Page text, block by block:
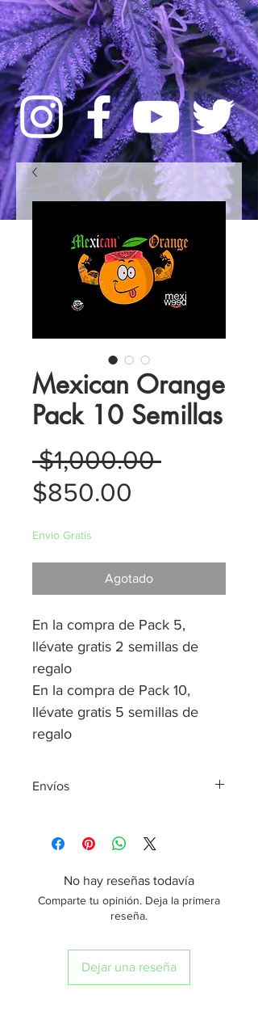
Mexican Orange
Pack 10 Semillas
$1,000.00 Precio
$850.00
oferta
Envio Gratis
Agotado
En la compra de Pack 5,
llévate gratis 2 semillas de
regalo
En la compra de Pack 10,
llévate gratis 5 semillas de
regalo
Envíos
cuando sea realizada antes de las
al día hábil siguiente.
*Entrega de envíos en 24 horas, a
domicilio o sucursal de preferencia
No hay reseñas todavía
Comparte tu opinión. Deja la primera
reseña.
Dejar una reseña